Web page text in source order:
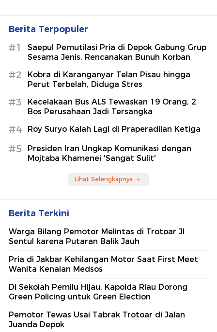
Berita Terpopuler
#1
Saepul Pemutilasi Pria di Depok Gabung Grup
Sesama Jenis, Rencanakan Bunuh Korban
#2
Kobra di Karanganyar Telan Pisau hingga
Perut Terbelah, Diduga Stres
#3
Kecelakaan Bus ALS Tewaskan 19 Orang, 2
Bos Perusahaan Jadi Tersangka
#4 Roy Suryo Kalah Lagi di Praperadilan Ketiga
#5
Presiden Iran Ungkap Komunikasi dengan
Mojtaba Khamenei 'Sangat Sulit'
Lihat Selengkapnya
Berita Terkini
Warga Bilang Pemotor Melintas di Trotoar Jl
Sentul karena Putaran Balik Jauh
Pria di Jakbar Kehilangan Motor Saat First Meet
Wanita Kenalan Medsos
Di Sekolah Pemilu Hijau, Kapolda Riau Dorong
Green Policing untuk Green Election
Pemotor Tewas Usai Tabrak Trotoar di Jalan
Juanda Depok